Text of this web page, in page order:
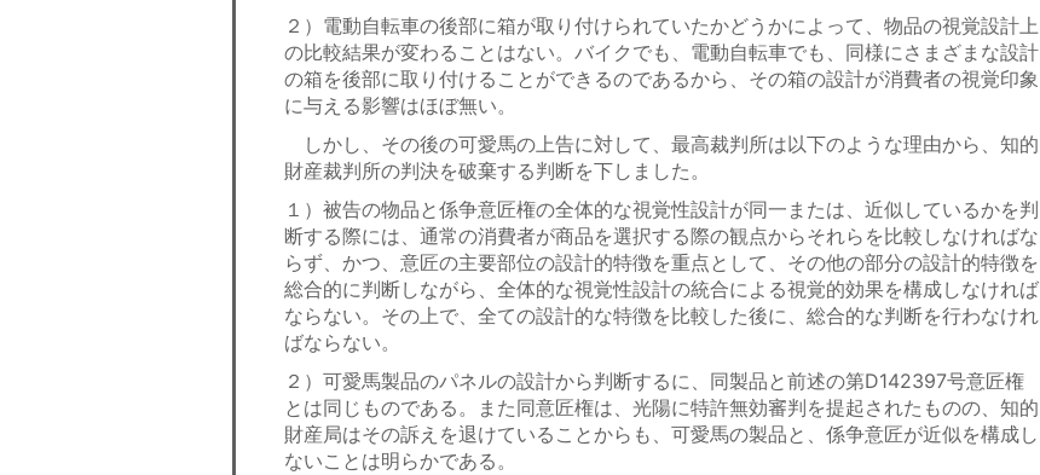
２）電動自転車の後部に箱が取り付けられていたかどうかによって、物品の視覚設計上
の比較結果が変わることはない。バイクでも、電動自転車でも、同様にさまざまな設計
の箱を後部に取り付けることができるのであるから、その箱の設計が消費者の視覚印象
に与える影響はほぼ無い。
しかし、その後の可愛馬の上告に対して、最高裁判所は以下のような理由から、知的
財産裁判所の判決を破棄する判断を下しました。
１）被告の物品と係争意匠権の全体的な視覚性設計が同一または、近似しているかを判
断する際には、通常の消費者が商品を選択する際の観点からそれらを比較しなければな
らず、かつ、意匠の主要部位の設計的特徴を重点として、その他の部分の設計的特徴を
総合的に判断しながら、全体的な視覚性設計の統合による視覚的効果を構成しなければ
ならない。その上で、全ての設計的な特徴を比較した後に、総合的な判断を行わなけれ
ばならない。
２）可愛馬製品のパネルの設計から判断するに、同製品と前述の第D142397号意匠権
とは同じものである。また同意匠権は、光陽に特許無効審判を提起されたものの、知的
財産局はその訴えを退けていることからも、可愛馬の製品と、係争意匠が近似を構成し
ないことは明らかである。